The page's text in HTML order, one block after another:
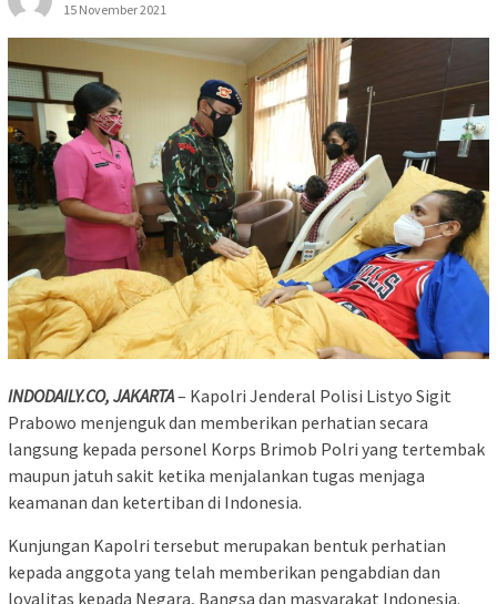
15 November 2021
INDODAILY.CO, JAKARTA– Kapolri Jenderal Polisi Listyo Sigit
Prabowo menjenguk dan memberikan perhatian secara
langsung kepada personel Korps Brimob Polri yang tertembak
maupun jatuh sakit ketika menjalankan tugas menjaga
keamanan dan ketertiban di Indonesia.
Kunjungan Kapolri tersebut merupakan bentuk perhatian
kepada anggota yang telah memberikan pengabdian dan
loyalitas kepada Negara, Bangsa dan masyarakat Indonesia.